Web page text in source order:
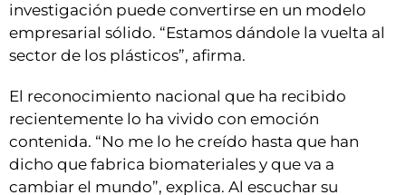
investigación puede convertirse en un modelo
empresarial sólido. “Estamos dándole la vuelta al
sector de los plásticos”, afirma.
El reconocimiento nacional que ha recibido
recientemente lo ha vivido con emoción
contenida. “No me lo he creído hasta que han
dicho que fabrica biomateriales y que va a
cambiar el mundo”, explica. Al escuchar su